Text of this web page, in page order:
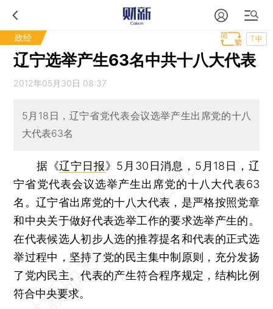
政经 T中
辽宁选举产生63名中共十八大代表
2012年05月30日 08:37
5月18日，辽宁省党代表会议选举产生出席党的十八
大代表63名
据《辽宁日报》5月30日消息，5月18日，辽
宁省党代表会议选举产生出席党的十八大代表63
名。辽宁省出席党的十八大代表，是严格按照党章
和中央关于做好代表选举工作的要求选举产生的。
在代表候选人初步人选的推荐提名和代表的正式选
举过程中，坚持了党的民主集中制原则，充分发扬
了党内民主。代表的产生符合程序规定，结构比例
符合中央要求。